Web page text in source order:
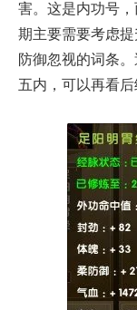
害。这是内功号
期主要需要考虑
防御忽视的词条
五内，可以再看后